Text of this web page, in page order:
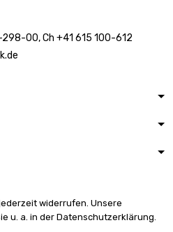
1 993,35 € 

298-00, Ch +41 615 100-612
widerrufen. Unsere
u. a. in der Datenschutzerklärung.